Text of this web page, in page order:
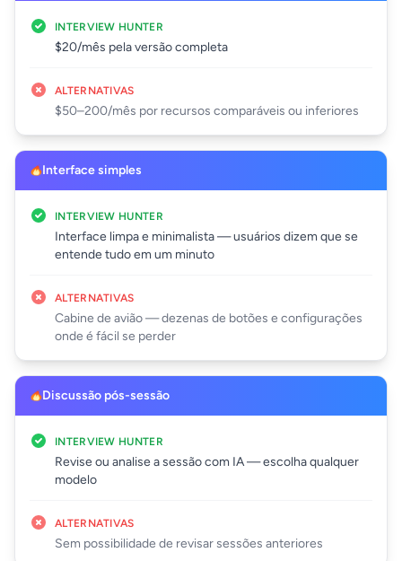
INTERVIEW HUNTER
$20/mês pela versão completa
ALTERNATIVAS
$50–200/mês por recursos comparáveis ou inferiores
Interface simples
INTERVIEW HUNTER
Interface limpa e minimalista — usuários dizem que se
entende tudo em um minuto
ALTERNATIVAS
Cabine de avião — dezenas de botões e configurações
onde é fácil se perder
Discussão pós-sessão
INTERVIEW HUNTER
Revise ou analise a sessão com IA — escolha qualquer
modelo
ALTERNATIVAS
Sem possibilidade de revisar sessões anteriores